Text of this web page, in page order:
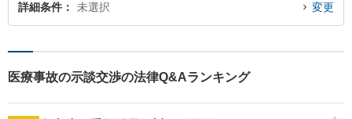
詳細条件 未選択 変更
医療事故の示談交渉の法律Q&Aランキング